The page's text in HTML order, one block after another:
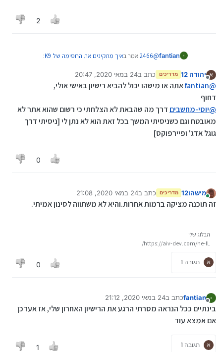
2
fantian
@
2466אמר באיך מתקינים את החסימה של K9 :
למישהו יש את הקובץ של ההתקנה?
הנה קובץ ההתקנהk9-webprotection.exe
קובץ התקנה שנוסה ועבד אמור להיות אצל
מנותק
יהודה 12 מדריכים כתב ב24 במאי 2020, 20:47
נערך לאחרונה על ידי יהודה 12
@
fantianאתה או מישהו יכול להביא רישיון באישי אולי,
דחוף
@יוסי-מחשבים דרך מה שהבאת לא הצלחתי כי רשום שהוא אתר לא
מאובטח וגם כשניסיתי המשך בכל זאת הוא לא נתן לי [ניסיתי דרך
גוגל אדג' ופיירפוקס]
0
מישהו12 מדריכים כתב ב24 במאי 2020, 21:08
נערך לאחרונה על ידי
זה תוכנה מציקה ברמות אחרות.והיא לא משתווה לסינון אמיתי.
הבלוג שלי
https://aiv-dev.com/he-IL/
תגובה 1 0
fantianכתב ב24 במאי 2020, 21:12
נערך לאחרונה על ידי
בינתיים ככל הנראה מסרתי הרגע את הרישיון האחרון שלי, אז אעדכן
אם אמצא עוד
תגובה 1 1